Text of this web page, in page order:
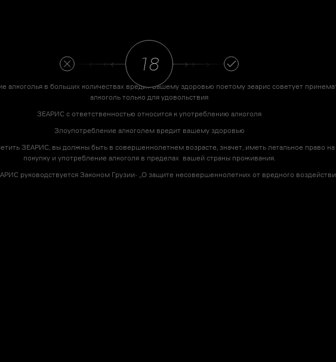
‹ ‹ ‹ ‹ › › › ›
алкоголья в больших количествах вредит вашему здоровью поетому зеарис советует
алкоголь только для удовольствия
ЗЕАРИС с ответственностью относится к употреблению алкоголя
Злоупотребление алкоголем вредит вашему здоровью
ЗЕАРИС, вы должны быть в совершеннолетнем возрасте, значет, иметь легальное право на
покупку и употребление алкоголя в пределах вашей страны проживания.
руководствуется Законом Грузии- ,,О защите несовершеннолетних от вредного